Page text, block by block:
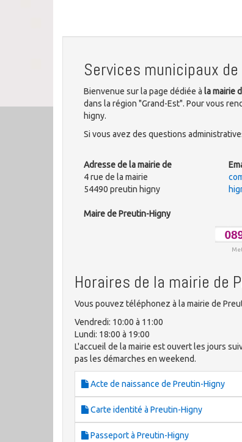
Services municipaux
Bienvenue sur la page dédiée à la mairie
dans la région "Grand-Est". Pour vous
higny.
Si vous avez des questions
Adresse de la mairie de
4 rue de la mairie
54490 preutin higny
Maire de Preutin-Higny
Horaires de la mairie de
Vous pouvez téléphonez à la mairie de
Vendredi: 10:00 à 11:00
Lundi: 18:00 à 19:00
L'accueil de la mairie est ouvert les jours
pas les démarches en weekend.
Acte de naissance de Preutin-Higny
Carte identité à Preutin-Higny
Passeport à Preutin-Higny